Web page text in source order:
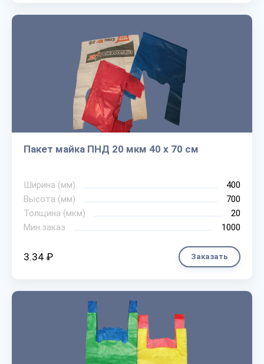
Пакет майка ПНД 20 мкм 40 х 70 см
Ширина (мм)
400
Высота (мм)
700
Толщина (мкм)
20
Мин.заказ
1000
3.34 ₽ Заказать